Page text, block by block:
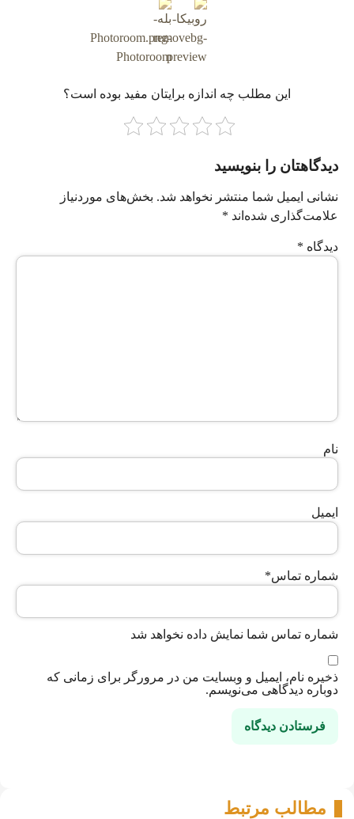
این مطلب چه‌ اندازه برایتان مفید بوده است؟
دیدگاهتان را بنویسید
نشانی ایمیل شما منتشر نخواهد شد. بخش‌های موردنیاز
علامت‌گذاری شده‌اند *
دیدگاه *
نام
ایمیل
شماره تماس*
شماره تماس شما نمایش داده نخواهد شد
ذخیره نام، ایمیل و وبسایت من در مرورگر برای زمانی که
دوباره دیدگاهی می‌نویسم.
مطالب مرتبط